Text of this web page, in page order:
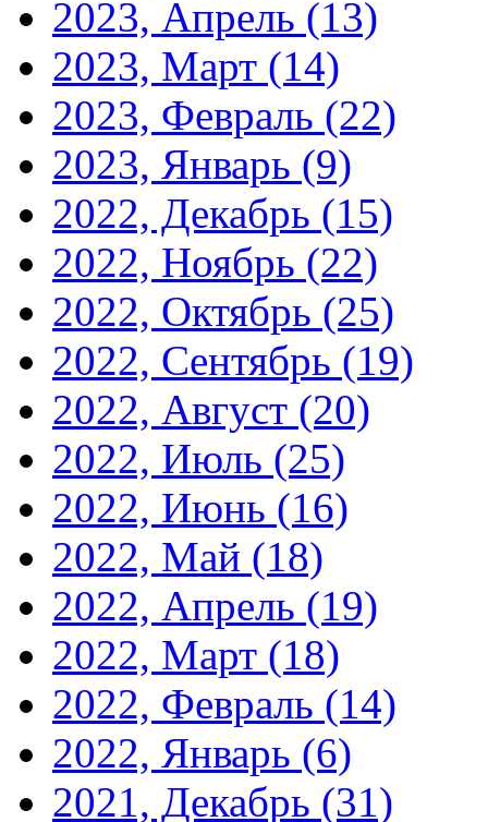
2023, Апрель (13)
2023, Март (14)
2023, Февраль (22)
2023, Январь (9)
2022, Декабрь (15)
2022, Ноябрь (22)
2022, Октябрь (25)
2022, Сентябрь (19)
2022, Август (20)
2022, Июль (25)
2022, Июнь (16)
2022, Май (18)
2022, Апрель (19)
2022, Март (18)
2022, Февраль (14)
2022, Январь (6)
2021, Декабрь (31)